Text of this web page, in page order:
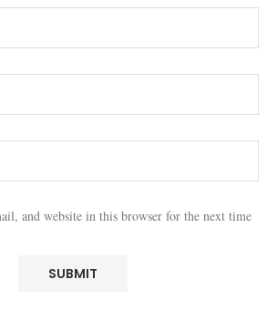
and website in this browser for the next time